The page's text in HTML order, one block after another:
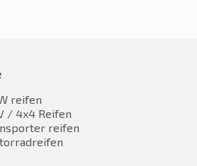
reifen
/ 4x4 Reifen
reifen